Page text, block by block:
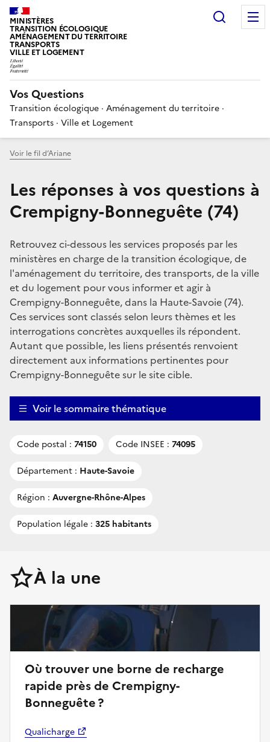
MINISTÈRES
TRANSITION ÉCOLOGIQUE
AMÉNAGEMENT DU TERRITOIRE
TRANSPORTS
VILLE ET LOGEMENT
Vos Questions
Transition écologique · Aménagement du territoire ·
Transports · Ville et Logement
Voir le fil d’Ariane
Les réponses à vos questions à
Crempigny-Bonneguête (74)
Retrouvez ci-dessous les services proposés par les
ministères en charge de la transition écologique, de
l'aménagement du territoire, des transports, de la ville
et du logement pour vous informer et agir à
Crempigny-Bonneguête, dans la Haute-Savoie (74).
Ces services sont classés selon leurs thèmes et les
interrogations concrètes auxquelles ils répondent.
Autant que possible, les liens présentés renvoient
directement aux informations pertinentes pour
Crempigny-Bonneguête sur le site cible.
Voir le sommaire thématique
Code postal : 74150 Code INSEE : 74095
Département : Haute-Savoie
Région : Auvergne-Rhône-Alpes
Population légale : 325 habitants
À la une
Où trouver une borne de recharge
rapide près de Crempigny-
Bonneguête ?
Qualicharge